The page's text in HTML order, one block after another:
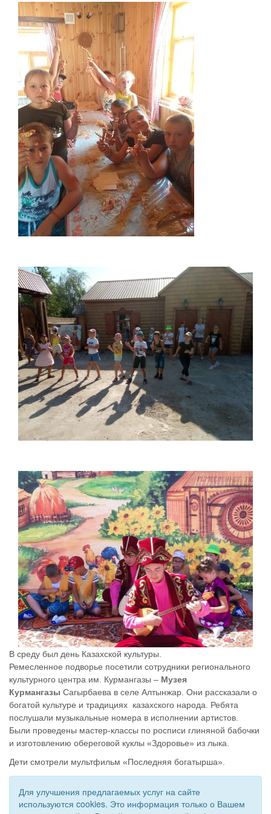
В среду был день Казахской культуры.
Ремесленное подворье посетили сотрудники регионального
культурного центра им. Курмангазы – Музея
Курмангазы Сагырбаева в селе Алтынжар. Они рассказали о
богатой культуре и традициях казахского народа. Ребята
послушали музыкальные номера в исполнении артистов.
Были проведены мастер-классы по росписи глиняной бабочки
и изготовлению обереговой куклы «Здоровье» из лыка.
Дети смотрели мультфильм «Последняя богатырша».
Для улучшения предлагаемых услуг на сайте
используются cookies. Это информация только о Вашем